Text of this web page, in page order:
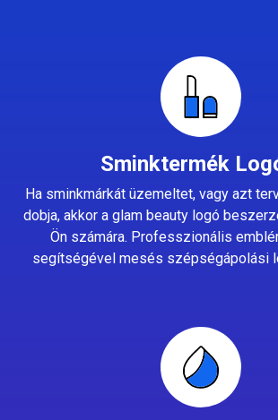
Sminktermék
Ha sminkmárkát üzemeltet, vagy azt
dobja, akkor a glam beauty logó
Ön számára. Professzionális
segítségével mesés szépségápolási